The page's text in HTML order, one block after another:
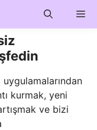
kurmak, yeni
ve bizi